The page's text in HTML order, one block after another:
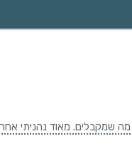
שמקבלים. מאוד נהניתי